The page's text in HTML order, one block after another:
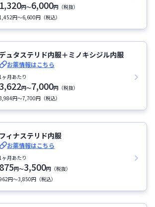
1,320円〜6,000円 （税抜）
円〜6,600円（税込）
ュタステリド内服＋ミノキシジル内服
お薬情報はこちら
ヶ月あたり
3,622円〜7,000円 （税抜）
円〜7,700円（税込）
フィナステリド内服
お薬情報はこちら
ヶ月あたり
875円〜3,500円 （税抜）
円〜3,850円（税込）